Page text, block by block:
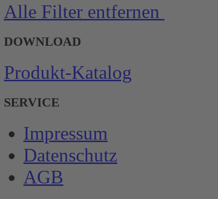
Alle Filter entfernen
DOWNLOAD
Produkt-Katalog
SERVICE
Impressum
Datenschutz
AGB